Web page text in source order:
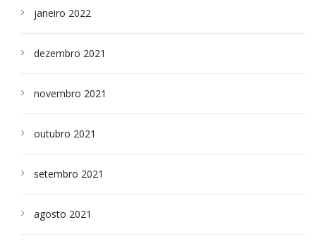
janeiro 2022
dezembro 2021
novembro 2021
outubro 2021
setembro 2021
agosto 2021